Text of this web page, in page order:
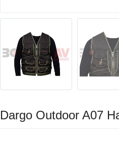
Dargo Outdoor A07